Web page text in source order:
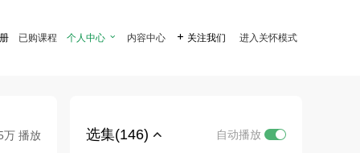
已购课程 个人中心  内容中心  关注我们 进入关怀模式
万 播放 选集(146) 自动播放